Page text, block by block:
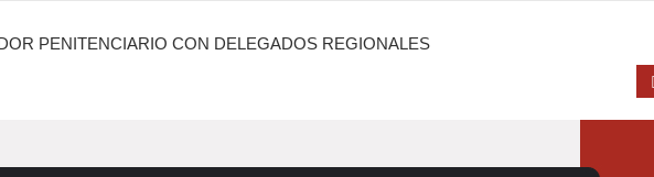
PENITENCIARIO CON DELEGADOS REGIONALES